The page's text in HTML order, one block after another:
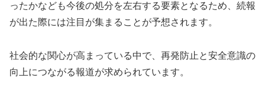
ったかなども今後の処分を左右する要素となるため、続報
が出た際には注目が集まることが予想されます。
社会的な関心が高まっている中で、再発防止と安全意識の
向上につながる報道が求められています。